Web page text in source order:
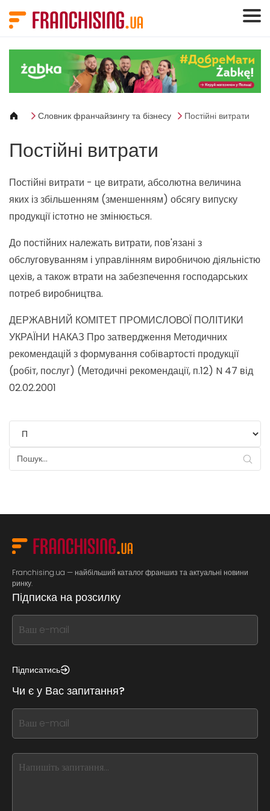
Словник франчайзингу та бізнесу Постійні витрати
Постійні витрати
Постійні витрати - це витрати, абсолютна величина
яких із збільшенням (зменшенням) обсягу випуску
продукції істотно не змінюється.
До постійних належать витрати, пов'язані з
обслуговуванням і управлінням виробничою діяльністю
цехів, а також втрати на забезпечення господарських
потреб виробництва.
ДЕРЖАВНИЙ КОМІТЕТ ПРОМИСЛОВОЇ ПОЛІТИКИ
УКРАЇНИ НАКАЗ Про затвердження Методичних
рекомендацій з формування собівартості продукції
(робіт, послуг) (Методичні рекомендації, п.12) N 47 від
02.02.2001
Franchising.ua — найбільший каталог франшиз та актуальні новини
ринку.
Підписка на розсилку
If
you
this,
this
form
field
blank
Підписатись
Чи є у Вас запитання?
If
you
this,